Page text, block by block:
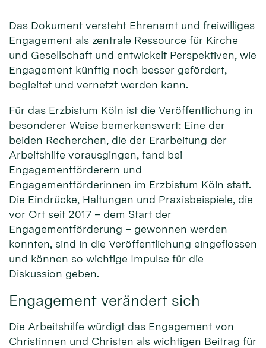
Das Dokument versteht Ehrenamt und freiwilliges
Engagement als zentrale Ressource für Kirche
und Gesellschaft und entwickelt Perspektiven, wie
Engagement künftig noch besser gefördert,
begleitet und vernetzt werden kann.
Für das Erzbistum Köln ist die Veröffentlichung in
besonderer Weise bemerkenswert: Eine der
beiden Recherchen, die der Erarbeitung der
Arbeitshilfe vorausgingen, fand bei
Engagementförderern und
Engagementförderinnen im Erzbistum Köln statt.
Die Eindrücke, Haltungen und Praxisbeispiele, die
vor Ort seit 2017 – dem Start der
Engagementförderung – gewonnen werden
konnten, sind in die Veröffentlichung eingeflossen
und können so wichtige Impulse für die
Diskussion geben.
Engagement verändert sich
Die Arbeitshilfe würdigt das Engagement von
Christinnen und Christen als wichtigen Beitrag für